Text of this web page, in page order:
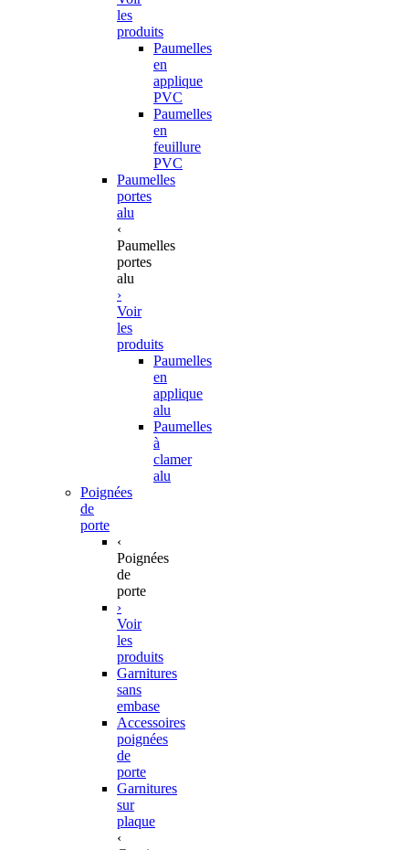
les
produits
Paumelles
en
applique
PVC
Paumelles
en
feuillure
PVC
Paumelles
portes
alu
‹
Paumelles
portes
alu
›
Voir
les
produits
Paumelles
en
applique
alu
Paumelles
à
clamer
alu
Poignées
de
porte
‹
Poignées
de
porte
›
Voir
les
produits
Garnitures
sans
embase
Accessoires
poignées
de
porte
Garnitures
sur
plaque
‹